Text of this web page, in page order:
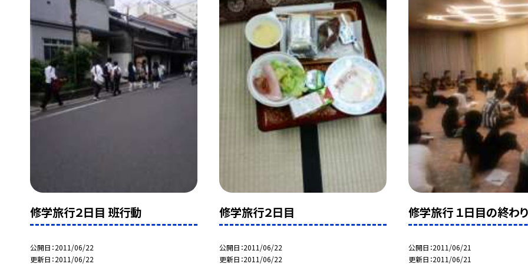
修学旅行２日目 班行動
公開日 2011/06/22
更新日 2011/06/22
修学旅行２日目
公開日 2011/06/22
更新日 2011/06/22
修学旅行 １日目の終わり
公開日 2011/06/21
更新日 2011/06/21